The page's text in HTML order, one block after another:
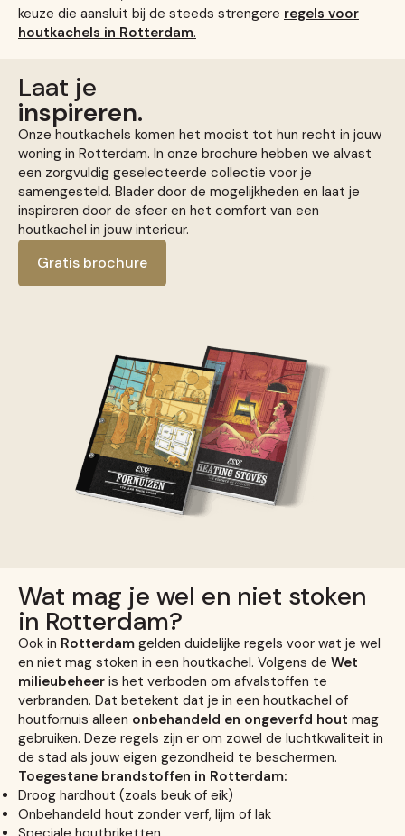
keuze die aansluit bij de steeds strengere regels voor
houtkachels in Rotterdam.
Laat je
inspireren.
Onze houtkachels komen het mooist tot hun recht in jouw
woning in Rotterdam. In onze brochure hebben we alvast
een zorgvuldig geselecteerde collectie voor je
samengesteld. Blader door de mogelijkheden en laat je
inspireren door de sfeer en het comfort van een
houtkachel in jouw interieur.
Gratis brochure
Wat mag je wel en niet stoken
in Rotterdam?
Ook in Rotterdam gelden duidelijke regels voor wat je wel
en niet mag stoken in een houtkachel. Volgens de Wet
milieubeheer is het verboden om afvalstoffen te
verbranden. Dat betekent dat je in een houtkachel of
houtfornuis alleen onbehandeld en ongeverfd hout mag
gebruiken. Deze regels zijn er om zowel de luchtkwaliteit in
de stad als jouw eigen gezondheid te beschermen.
Toegestane brandstoffen in Rotterdam:
Droog hardhout (zoals beuk of eik)
Onbehandeld hout zonder verf, lijm of lak